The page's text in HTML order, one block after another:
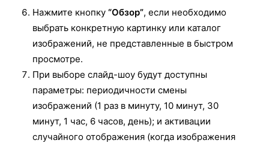
Нажмите кнопку “Обзор”, если необходимо
выбрать конкретную картинку или каталог
изображений, не представленные в быстром
просмотре.
При выборе слайд-шоу будут доступны
параметры: периодичности смены
изображений (1 раз в минуту, 10 минут, 30
минут, 1 час, 6 часов, день); и активации
случайного отображения (когда изображения